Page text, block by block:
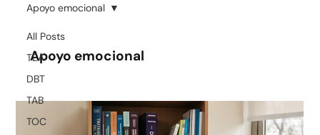
All Posts
TEA
DBT
TAB
TOC
Apoyo emocional
Apoyo emocional